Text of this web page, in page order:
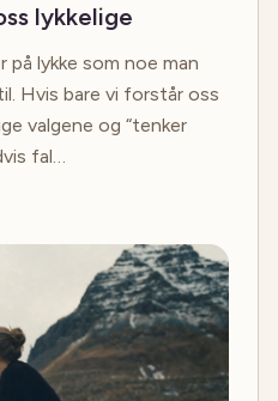
lykkelige
på lykke som noe man
Hvis bare vi forstår oss
valgene og “tenker
fal…